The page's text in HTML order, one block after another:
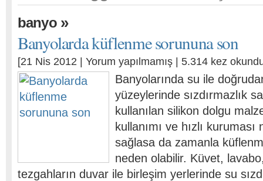
banyo»
Banyolarda küflenme sorununa son
[21 Nis 2012 | Yorum yapılmamış | 5.314 kez
Banyolarında su ile
yüzeylerinde sızdırmazlık
kullanılan silikon dolgu
kullanımı ve hızlı
sağlasa da zamanla
neden olabilir. Küvet,
tezgahların duvar ile birleşim yerlerinde su